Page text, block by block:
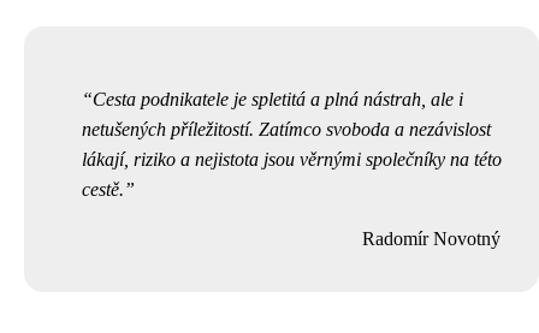
Cesta podnikatele je spletitá a plná nástrah, ale i
netušených příležitostí. Zatímco svoboda a nezávislost
lákají, riziko a nejistota jsou věrnými společníky na této
cestě.
Radomír Novotný